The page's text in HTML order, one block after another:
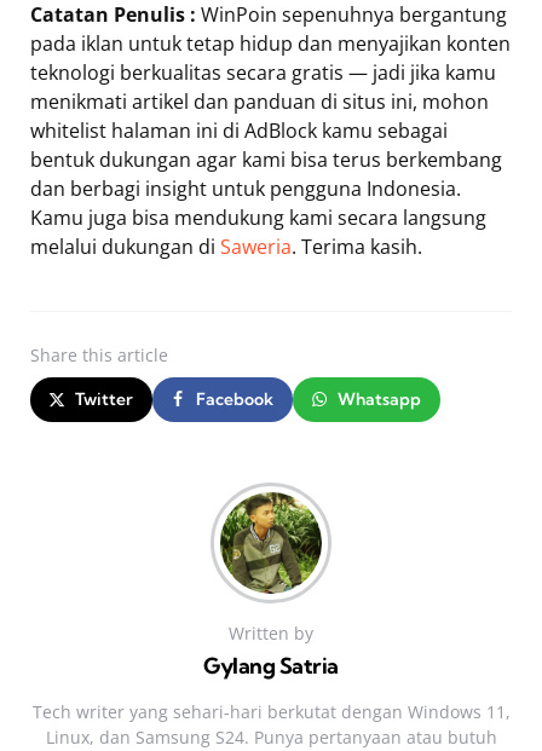
Catatan Penulis : WinPoin sepenuhnya bergantung
pada iklan untuk tetap hidup dan menyajikan konten
teknologi berkualitas secara gratis — jadi jika kamu
menikmati artikel dan panduan di situs ini, mohon
whitelist halaman ini di AdBlock kamu sebagai
bentuk dukungan agar kami bisa terus berkembang
dan berbagi insight untuk pengguna Indonesia.
Kamu juga bisa mendukung kami secara langsung
melalui dukungan di Saweria. Terima kasih.
Share this article
Twitter Facebook Whatsapp
Written by
Gylang Satria
Tech writer yang sehari‑hari berkutat dengan Windows 11,
Linux, dan Samsung S24. Punya pertanyaan atau butuh